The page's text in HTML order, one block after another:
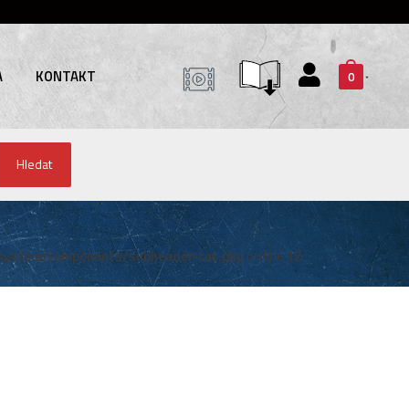
KONTAKT 0
Hledat
components/subheader-cat.phpon line12